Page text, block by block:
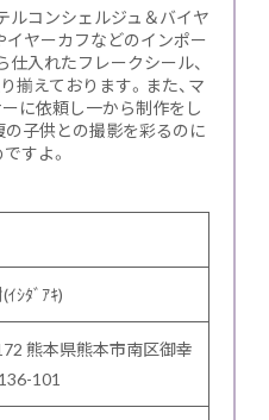
ルコンシェルジュ＆バイヤ
イヤーカフなどのインポー
仕入れたフレークシール、
揃えております。また、マ
に依頼し一から制作をし
の子供との撮影を彩るのに
すよ。
ｼﾀﾞｱｷ)
熊本県熊本市南区御幸
101